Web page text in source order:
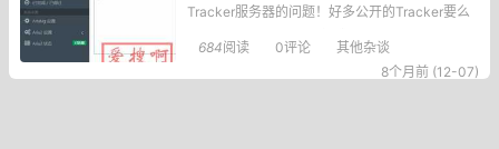
Tracker服务器的问题！好多公开的Tracker要么
连不上，要么响应慢，折腾了好几天，总算整理
出一份能用的Tracker列表，还做了精简版，不然
684阅读 0评论
其他杂谈
8个月前 (12-07)